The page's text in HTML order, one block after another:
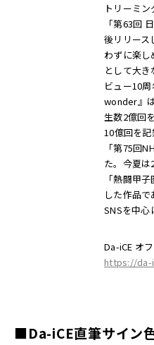
トリーミ
「第63回
後リリース
わずに楽し
として大
ビュー10
wonder』
生数2億回
10億回を
「第75回
た。今夏
「熱闘甲
した作品
SNSを中心
Da-iCE オ
https://da-
■Da-iCE直筆サイン